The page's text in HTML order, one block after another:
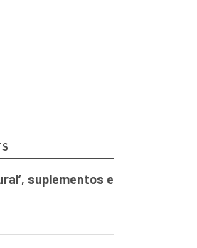
suplementos e